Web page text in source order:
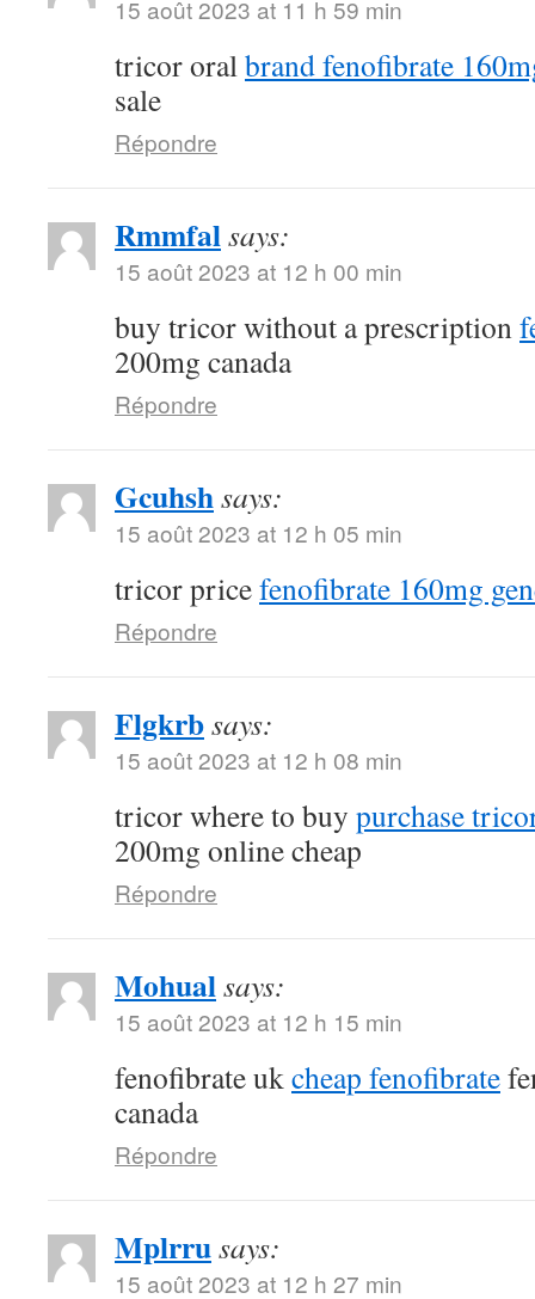
15 août 2023 at 11 h 59 min
tricor oralbrand fenofibrate
sale
Répondre
Rmmfalsays:
15 août 2023 at 12 h 00 min
buy tricor without a prescription
200mg canada
Répondre
Gcuhshsays:
15 août 2023 at 12 h 05 min
tricor pricefenofibrate 160mg
Répondre
Flgkrbsays:
15 août 2023 at 12 h 08 min
tricor where to buy purchase
200mg online cheap
Répondre
Mohualsays:
15 août 2023 at 12 h 15 min
fenofibrate ukcheap fenofibrate
canada
Répondre
Mplrrusays:
15 août 2023 at 12 h 27 min